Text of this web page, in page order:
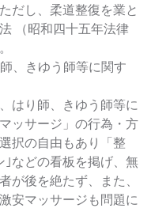
だし、柔道整復を業と
（昭和四十五年法律
、きゆう師等に関す
はり師、きゆう師等に
ッサージ」の行為・方
択の自由もあり「整
などの看板を掲げ、無
が後を絶たず、また、
安マッサージも問題に